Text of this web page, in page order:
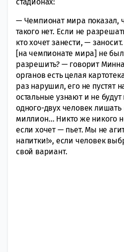
— Чемпионат мира показал,
такого нет. Если не
кто хочет занести, —
[на чемпионате мира] не
разрешить? — говорит
органов есть целая
раз нарушил, его не пустят
остальные узнают и не
одного-двух человек
миллион… Никто же никого
если хочет — пьет. Мы не
напитки!», если человек
свой вариант.